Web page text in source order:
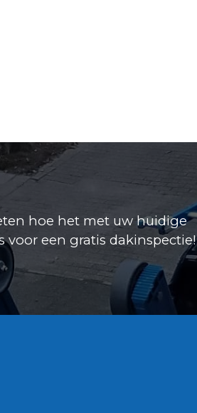
hoe het met uw huidige
een gratis dakinspectie!